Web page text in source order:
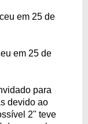
em 25 de
em 25 de
para
devido ao
2" teve